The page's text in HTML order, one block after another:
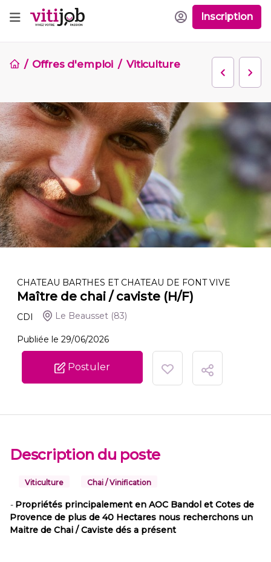
Inscription
Offres d'emploi Viticulture
CHATEAU BARTHES ET CHATEAU DE FONT VIVE
Maître de chai / caviste (H/F)
CDI Le Beausset (83)
Publiée le 29/06/2026
Postuler
Description du poste
Viticulture Chai / Vinification
- Propriétés principalement en AOC Bandol et Cotes de
Provence de plus de 40 Hectares nous recherchons un
Maitre de Chai / Caviste dés a présent